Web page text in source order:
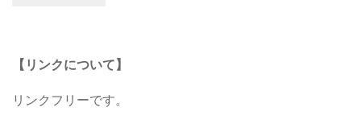
【リンクについて】
リンクフリーです。